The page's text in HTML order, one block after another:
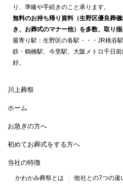
り、準備や手続きのこと承ります。
無料のお持ち帰り資料（生野区優良葬
き、お葬式のマナー他）を多数、取り揃
最寄り駅：生野区の各駅・・・JR桃谷
鉄・鶴橋駅、今里駅、大阪メトロ千日
好。
川上葬祭
ホーム
お急ぎの方へ
初めてお葬式をする方へ
当社の特徴
かわかみ葬祭とは 他社との7つの違